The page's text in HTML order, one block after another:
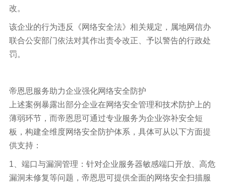
改。
该企业的行为违反《网络安全法》相关规定，属地网信办
联合公安部门依法对其作出责令改正、予以警告的行政处
罚。
帝恩思服务助力企业强化网络安全防护
上述案例暴露出部分企业在网络安全管理和技术防护上的
薄弱环节，而帝恩思可通过专业服务为企业弥补安全短
板，构建全维度网络安全防护体系，具体可从以下方面提
供支持：
1、端口与漏洞管理：针对企业服务器敏感端口开放、高危
漏洞未修复等问题，帝恩思可提供全面的网络安全扫描服